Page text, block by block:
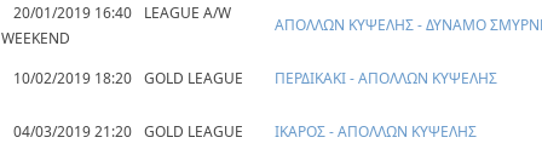
20/01/2019 16:40
LEAGUE A/W
WEEKEND
ΑΠΟΛΛΩΝ ΚΥΨΕΛΗΣ - ΔΥΝΑΜΟ
10/02/2019 18:20 GOLD LEAGUE ΠΕΡΔΙΚΑΚΙ - ΑΠΟΛΛΩΝ ΚΥΨΕΛΗΣ
04/03/2019 21:20 GOLD LEAGUE ΙΚΑΡΟΣ - ΑΠΟΛΛΩΝ ΚΥΨΕΛΗΣ